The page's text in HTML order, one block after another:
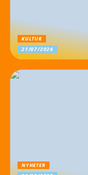
KULTUR
21/07/2026
NYHETER